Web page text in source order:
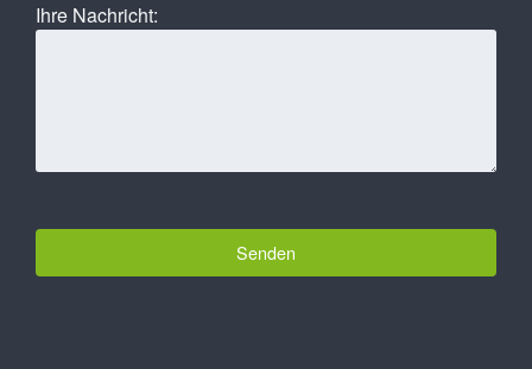
Ihre Nachricht: